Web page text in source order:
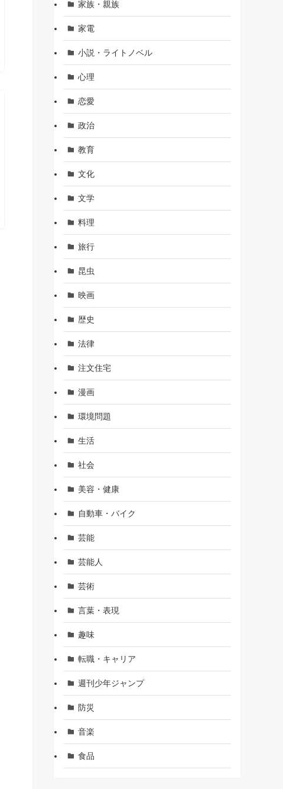
家族・親族
家電
小説・ライトノベル
心理
恋愛
政治
教育
文化
文学
料理
旅行
昆虫
映画
歴史
法律
注文住宅
漫画
環境問題
生活
社会
美容・健康
自動車・バイク
芸能
芸能人
芸術
言葉・表現
趣味
転職・キャリア
週刊少年ジャンプ
防災
音楽
食品